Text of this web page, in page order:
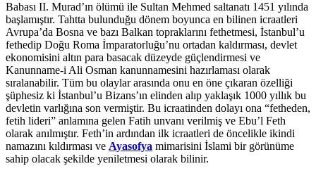
Babası II. Murad’ın ölümü ile Sultan Mehmed saltanatı 1451 yılında
başlamıştır. Tahtta bulunduğu dönem boyunca en bilinen icraatleri
Avrupa’da Bosna ve bazı Balkan topraklarını fethetmesi, İstanbul’u
fethedip Doğu Roma İmparatorluğu’nu ortadan kaldırması, devlet
ekonomisini altın para basacak düzeyde güçlendirmesi ve
Kanunname-i Ali Osman kanunnamesini hazırlaması olarak
sıralanabilir. Tüm bu olaylar arasında onu en öne çıkaran özelliği
şüphesiz ki İstanbul’u Bizans’ın elinden alıp yaklaşık 1000 yıllık bu
devletin varlığına son vermiştir. Bu icraatinden dolayı ona “fetheden,
fetih lideri” anlamına gelen Fatih unvanı verilmiş ve Ebu’l Feth
olarak anılmıştır. Feth’in ardından ilk icraatleri de öncelikle ikindi
namazını kıldırması ve Ayasofya mimarisini İslami bir görünüme
sahip olacak şekilde yeniletmesi olarak bilinir.